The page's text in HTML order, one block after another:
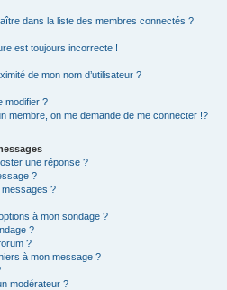
dans la liste des membres connectés ?
est toujours incorrecte !
de mon nom d’utilisateur ?
modifier ?
membre, on me demande de me connecter !?
une réponse ?
?
messages ?
à mon sondage ?
?
?
à mon message ?
modérateur ?